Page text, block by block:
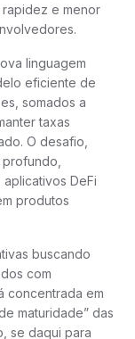
rapidez e menor
linguagem
eficiente de
somados a
taxas
O desafio,
DeFi
produtos
buscando
com
concentrada em
maturidade” das
se daqui para